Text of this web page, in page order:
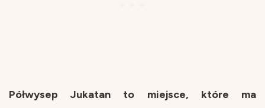
Półwysep Jukatan to miejsce, które ma